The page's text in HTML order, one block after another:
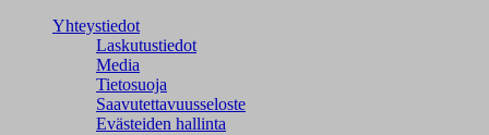
Yhteystiedot
Laskutustiedot
Media
Tietosuoja
Saavutettavuusseloste
Evästeiden hallinta